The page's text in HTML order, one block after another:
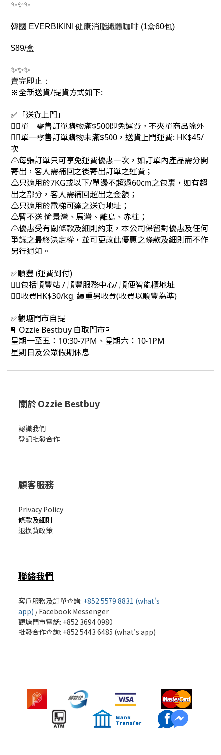
✨✨✨
韓國 EVERBIKINI 健康消脂纖體咖啡 (1盒60包)
$89/盒
✨✨✨
賣完即止；
🔆全新送貨/提貨方式如下:
✅「送貨上門」
👉🏻單一零售訂單購物滿$500即免運費，不夾單商品除外
👉🏻單一零售訂單購物未滿$500，送貨上門運費: HK$45/
次
⚠每張訂單只可享免運費優惠一次，如訂單內產品需分開
寄出，客人需補回之後寄出訂單之運費；
⚠只適用於7KG或以下/單邊不超過60cm之包裹，如有超
出之部分，客人需補回超出之金額；
⚠只適用於電梯可達之送貨地址；
⚠暫不送 愉景灣、馬灣、離島、赤柱；
⚠優惠受有關條款及細則約束，本公司保留對優惠及任何
爭議之最終決定權，並可更改此優惠之條款及細則而不作
另行通知。
✅順豐 (運費到付)
👉🏻包括順豐站 / 順豐服務中心/ 順便智能櫃地址
👉🏻收費HK$30/kg, 續重另收費(收費以順豐為準)
✅觀塘門市自提
📮Ozzie Bestbuy 自取門市📮
星期一至五：10:30-7PM、星期六：10-1PM
星期日及公眾假期休息
關於 Ozzie Bestbuy
認識我們
登記批發合作
顧客服務
Privacy Policy
條款及細則
退換貨政策
聯絡我們
客戶服務及訂單查詢: +852 5579 8831 (what's
app) /Facebook Messenger
觀塘門市電話: +852 3694 0980
批發合作查詢: +852 5443 6485 (what's app)